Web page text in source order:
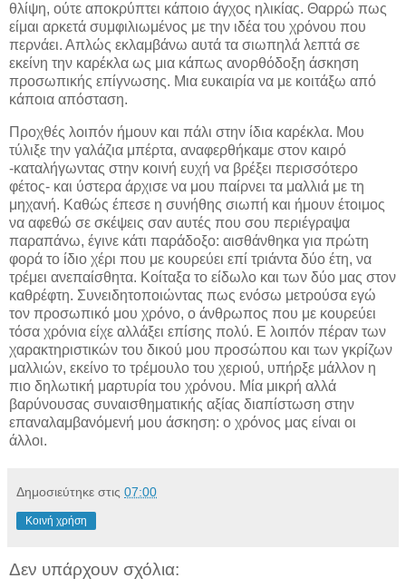
θλίψη, ούτε αποκρύπτει κάποιο άγχος ηλικίας. Θαρρώ πως
είμαι αρκετά συμφιλιωμένος με την ιδέα του χρόνου που
περνάει. Απλώς εκλαμβάνω αυτά τα σιωπηλά λεπτά σε
εκείνη την καρέκλα ως μια κάπως ανορθόδοξη άσκηση
προσωπικής επίγνωσης. Μια ευκαιρία να με κοιτάξω από
κάποια απόσταση.
Προχθές λοιπόν ήμουν και πάλι στην ίδια καρέκλα. Μου
τύλιξε την γαλάζια μπέρτα, αναφερθήκαμε στον καιρό
-καταλήγωντας στην κοινή ευχή να βρέξει περισσότερο
φέτος- και ύστερα άρχισε να μου παίρνει τα μαλλιά με τη
μηχανή. Καθώς έπεσε η συνήθης σιωπή και ήμουν έτοιμος
να αφεθώ σε σκέψεις σαν αυτές που σου περιέγραψα
παραπάνω, έγινε κάτι παράδοξο: αισθάνθηκα για πρώτη
φορά το ίδιο χέρι που με κουρεύει επί τριάντα δύο έτη, να
τρέμει ανεπαίσθητα. Κοίταξα το είδωλο και των δύο μας στον
καθρέφτη. Συνειδητοποιώντας πως ενόσω μετρούσα εγώ
τον προσωπικό μου χρόνο, ο άνθρωπος που με κουρεύει
τόσα χρόνια είχε αλλάξει επίσης πολύ. Ε λοιπόν πέραν των
χαρακτηριστικών του δικού μου προσώπου και των γκρίζων
μαλλιών, εκείνο το τρέμουλο του χεριού, υπήρξε μάλλον η
πιο δηλωτική μαρτυρία του χρόνου. Μία μικρή αλλά
βαρύνουσας συναισθηματικής αξίας διαπίστωση στην
επαναλαμβανόμενή μου άσκηση: ο χρόνος μας είναι οι
άλλοι.
Δημοσιεύτηκε στις 07:00
Κοινή χρήση
Δεν υπάρχουν σχόλια: